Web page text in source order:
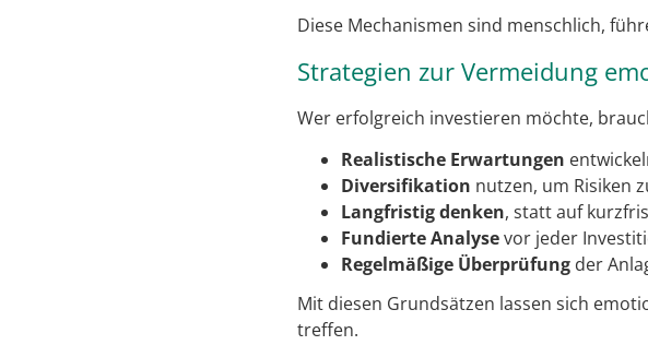
Diese Mechanismen sind menschlich,
Strategien zur Vermeidung
Wer erfolgreich investieren möchte,
Realistische Erwartungen
Diversifikation nutzen, um Risiken
Langfristig denken, statt auf
Fundierte Analysevor jeder
Regelmäßige Überprüfung der
Mit diesen Grundsätzen lassen sich
treffen.